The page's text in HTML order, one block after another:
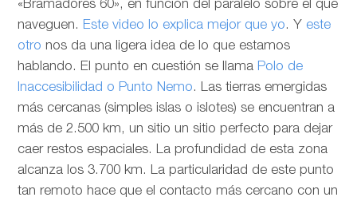
«Bramadores 60», en función del paralelo sobre el que
naveguen. Este video lo explica mejor que yo. Y este
otro nos da una ligera idea de lo que estamos
hablando. El punto en cuestión se llama Polo de
Inaccesibilidad o Punto Nemo. Las tierras emergidas
más cercanas (simples islas o islotes) se encuentran a
más de 2.500 km, un sitio un sitio perfecto para dejar
caer restos espaciales. La profundidad de esta zona
alcanza los 3.700 km. La particularidad de este punto
tan remoto hace que el contacto más cercano con un